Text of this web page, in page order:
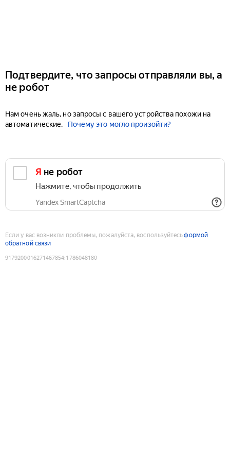
Подтвердите, что запросы отправляли вы, а
не робот
Нам очень жаль, но запросы с вашего устройства похожи на
автоматические.
Почему это могло произойти?
Я не робот
Нажмите, чтобы продолжить
Yandex SmartCaptcha
Если у вас возникли проблемы, пожалуйста, воспользуйтесьформой
обратной связи
9179200016271467854:1786048180